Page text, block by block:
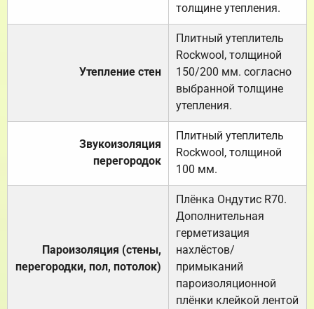
толщине утепления.
Утепление стен
Плитный утеплитель
Rockwool, толщиной
150/200 мм. согласно
выбранной толщине
утепления.
Звукоизоляция
перегородок
Плитный утеплитель
Rockwool, толщиной
100 мм.
Пароизоляция (стены,
перегородки, пол, потолок)
Плёнка Ондутис R70.
Дополнительная
герметизация
нахлёстов/
примыканий
пароизоляционной
плёнки клейкой лентой